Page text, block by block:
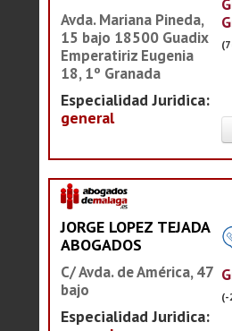
Avda. Mariana Pineda,
15 bajo 18500 Guadix
Emperatiriz Eugenia
18, 1º Granada
Especialidad Juridica:
general
JORGE LOPEZ TEJADA
ABOGADOS
C/ Avda. de América, 47
bajo
Especialidad Juridica: